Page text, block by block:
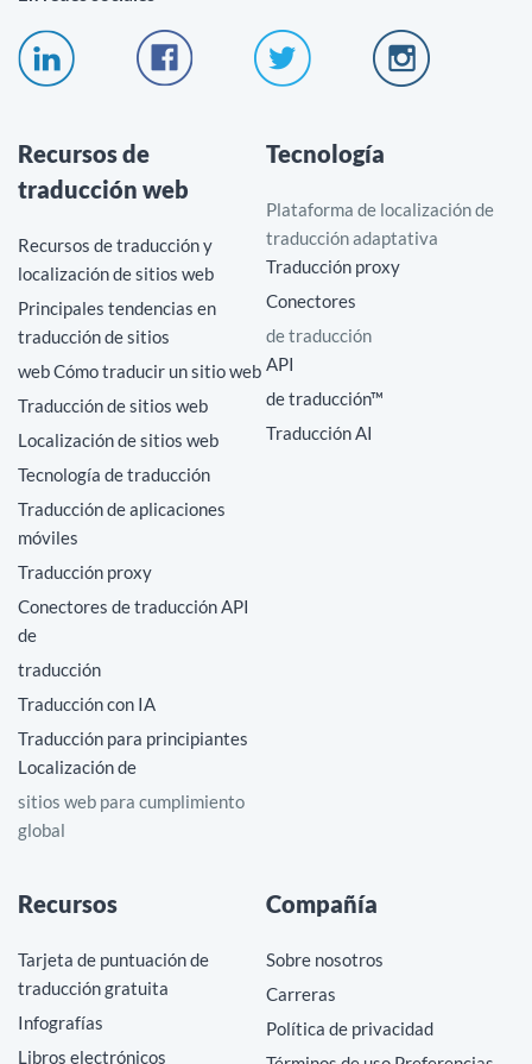
Recursos de
traducción web
Recursos de traducción y
localización de sitios web
Principales tendencias en
traducción de sitios
web Cómo traducir un sitio web
Traducción de sitios web
Localización de sitios web
Tecnología de traducción
Traducción de aplicaciones
móviles
Traducción proxy
Conectores de traducción API
de
traducción
Traducción con IA
Traducción para principiantes
Localización de
sitios web para cumplimiento
global
Tecnología
Plataforma de localización de
traducción adaptativa
Traducción proxy
Conectores
de traducción
API
de traducción™
Traducción AI
Recursos
Tarjeta de puntuación de
traducción gratuita
Infografías
Libros electrónicos
Compañía
Sobre nosotros
Carreras
Política de privacidad